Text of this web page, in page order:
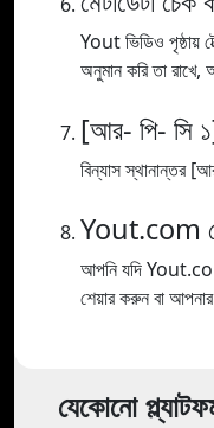
Yout ভিডিও পৃষ্ঠায়
অনুমান করি তা
[আর- পি- সি
বিন্যাস স্থানান্তর
Yout.com
আপনি যদি
শেয়ার করুন বা
যেকোনো